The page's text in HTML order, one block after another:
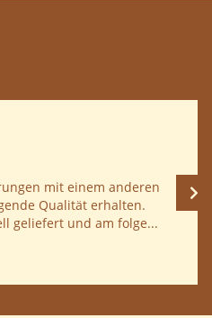
seit langem mal wieder zwei
Die Lieferung war schnell. und
Tagen konnten wir viele tolle